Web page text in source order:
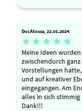
DocAtossa, 22.01.2024
    
Meine Ideen
zwischendurch
Vorstellungen
und auf kreativer
eingegangen. Am
alles in sich
Dank!!!